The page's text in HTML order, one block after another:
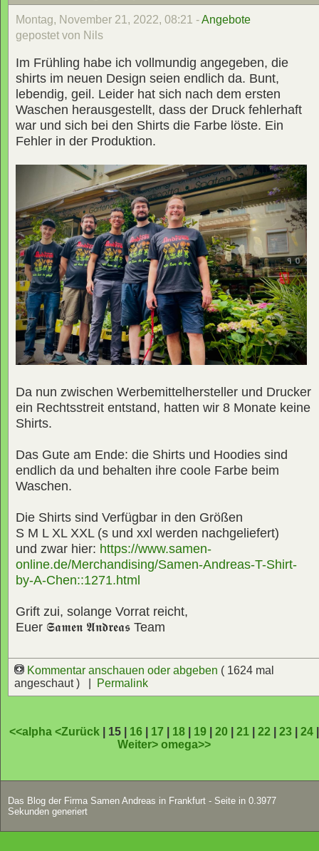
Montag, November 21, 2022, 08:21 -Angebote
gepostet von Nils
Im Frühling habe ich vollmundig angegeben, die
shirts im neuen Design seien endlich da. Bunt,
lebendig, geil. Leider hat sich nach dem ersten
Waschen herausgestellt, dass der Druck fehlerhaft
war und sich bei den Shirts die Farbe löste. Ein
Fehler in der Produktion.
Da nun zwischen Werbemittelhersteller und Drucker
ein Rechtsstreit entstand, hatten wir 8 Monate keine
Shirts.
Das Gute am Ende: die Shirts und Hoodies sind
endlich da und behalten ihre coole Farbe beim
Waschen.
Die Shirts sind Verfügbar in den Größen
S M L XL XXL (s und xxl werden nachgeliefert)
und zwar hier: https://www.samen-
online.de/Merchandising/Samen-Andreas-T-Shirt-
by-A-Chen::1271.html
Grift zui, solange Vorrat reicht,
Euer 𝕾𝖆𝖒𝖊𝖓 𝕬𝖓𝖉𝖗𝖊𝖆𝖘 Team
Kommentar anschauen oder abgeben ( 1624 mal
angeschaut ) |
Permalink
<<alpha<Zurück | 15 | 16 17 18 19 |20 |21 |22 |23 |24
Weiter>omega>>
Das Blog der Firma Samen Andreas in Frankfurt - Seite in 0.3977
Sekunden generiert